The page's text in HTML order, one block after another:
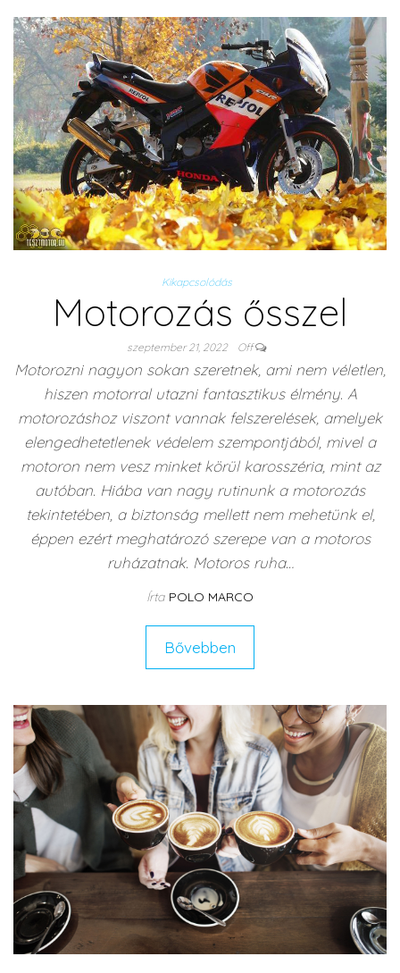
Kikapcsolódás
Motorozás ősszel
szeptember 21, 2022 Off
Motorozni nagyon sokan szeretnek, ami nem véletlen,
hiszen motorral utazni fantasztikus élmény. A
motorozáshoz viszont vannak felszerelések, amelyek
elengedhetetlenek védelem szempontjából, mivel a
motoron nem vesz minket körül karosszéria, mint az
autóban. Hiába van nagy rutinunk a motorozás
tekintetében, a biztonság mellett nem mehetünk el,
éppen ezért meghatározó szerepe van a motoros
ruházatnak. Motoros ruha…
Írta POLO MARCO
Bővebben